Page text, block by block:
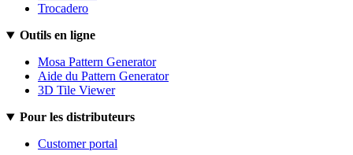
Trocadero
Outils en ligne
Mosa Pattern Generator
Aide du Pattern Generator
3D Tile Viewer
Pour les distributeurs
Customer portal